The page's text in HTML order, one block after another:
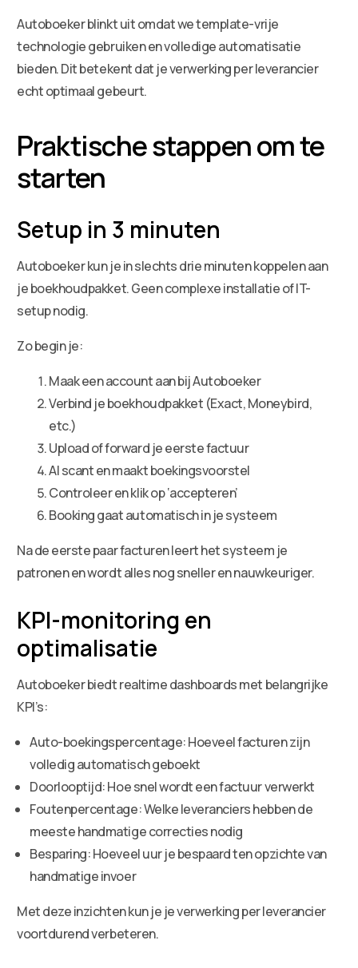
Autoboeker blinkt uit omdat we template-vrije
technologie gebruiken en volledige automatisatie
bieden. Dit betekent dat je verwerking per leverancier
echt optimaal gebeurt.
Praktische stappen om te
starten
Setup in 3 minuten
Autoboeker kun je in slechts drie minuten koppelen aan
je boekhoudpakket. Geen complexe installatie of IT-
setup nodig.
Zo begin je:
Maak een account aan bij Autoboeker
Verbind je boekhoudpakket (Exact, Moneybird,
etc.)
Upload of forward je eerste factuur
AI scant en maakt boekingsvoorstel
Controleer en klik op ‘accepteren’
Booking gaat automatisch in je systeem
Na de eerste paar facturen leert het systeem je
patronen en wordt alles nog sneller en nauwkeuriger.
KPI-monitoring en
optimalisatie
Autoboeker biedt realtime dashboards met belangrijke
KPI’s:
Auto-boekingspercentage: Hoeveel facturen zijn
volledig automatisch geboekt
Doorlooptijd: Hoe snel wordt een factuur verwerkt
Foutenpercentage: Welke leveranciers hebben de
meeste handmatige correcties nodig
Besparing: Hoeveel uur je bespaard ten opzichte van
handmatige invoer
Met deze inzichten kun je je verwerking per leverancier
voortdurend verbeteren.